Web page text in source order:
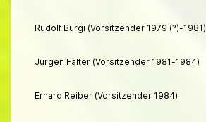
Rudolf Bürgi (Vorsitzender 1979 (?)-1981)
Jürgen Falter (Vorsitzender 1981-1984)
Erhard Reiber (Vorsitzender 1984)